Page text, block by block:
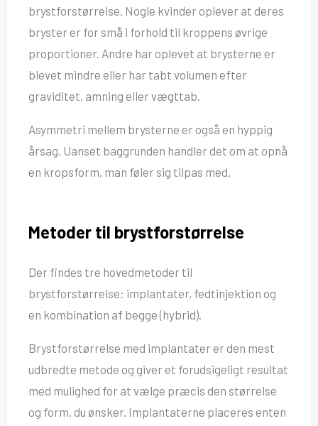
brystforstørrelse. Nogle kvinder oplever at deres
bryster er for små i forhold til kroppens øvrige
proportioner. Andre har oplevet at brysterne er
blevet mindre eller har tabt volumen efter
graviditet, amning eller vægttab.
Asymmetri mellem brysterne er også en hyppig
årsag. Uanset baggrunden handler det om at opnå
en kropsform, man føler sig tilpas med.
Metoder til brystforstørrelse
Der findes tre hovedmetoder til
brystforstørrelse: implantater, fedtinjektion og
en kombination af begge (hybrid).
Brystforstørrelse med implantater er den mest
udbredte metode og giver et forudsigeligt resultat
med mulighed for at vælge præcis den størrelse
og form, du ønsker. Implantaterne placeres enten